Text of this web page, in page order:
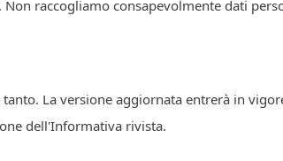
raccogliamo consapevolmente dati
La versione aggiornata entrerà in
dell'Informativa rivista.